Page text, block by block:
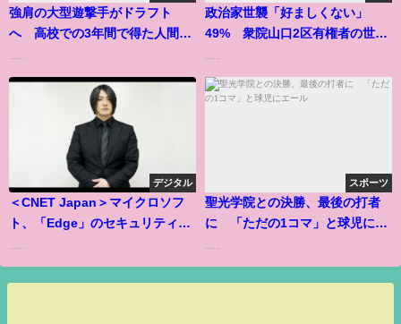
強肩の大型遊撃手がドラフト
へ 高校での3年間で得た人間的
政治家世襲「好ましくない」
49% 衆院山口2区有権者の世論
デジタル
＜CNET Japan＞マイクロソフ
ト、「Edge」のセキュリティを
スポーツ
聖光学院との決勝、最後の打者
に 「ただの1コマ」と球児にエ